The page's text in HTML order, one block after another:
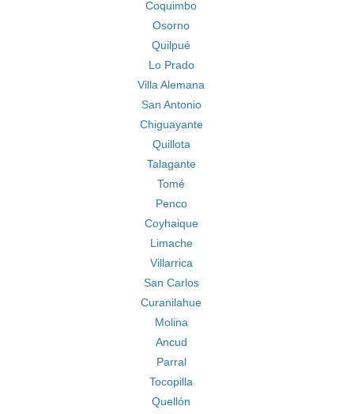
Coquimbo
Osorno
Quilpué
Lo Prado
Villa Alemana
San Antonio
Chiguayante
Quillota
Talagante
Tomé
Penco
Coyhaique
Limache
Villarrica
San Carlos
Curanilahue
Molina
Ancud
Parral
Tocopilla
Quellón